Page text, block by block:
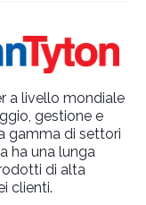
a livello mondiale
gestione e
gamma di settori
ha una lunga
di alta
clienti.